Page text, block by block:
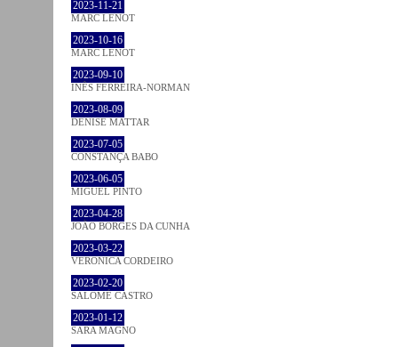
2023-11-21
MARC LENOT
2023-10-16
MARC LENOT
2023-09-10
INÊS FERREIRA-NORMAN
2023-08-09
DENISE MATTAR
2023-07-05
CONSTANÇA BABO
2023-06-05
MIGUEL PINTO
2023-04-28
JOÃO BORGES DA CUNHA
2023-03-22
VERONICA CORDEIRO
2023-02-20
SALOMÉ CASTRO
2023-01-12
SARA MAGNO